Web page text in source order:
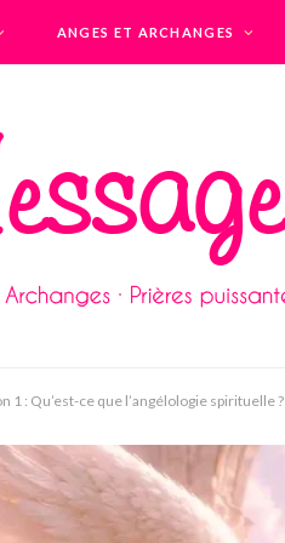
ANGES ET ARCHANGES
1 : Qu’est-ce que l’angélologie spirituelle ?